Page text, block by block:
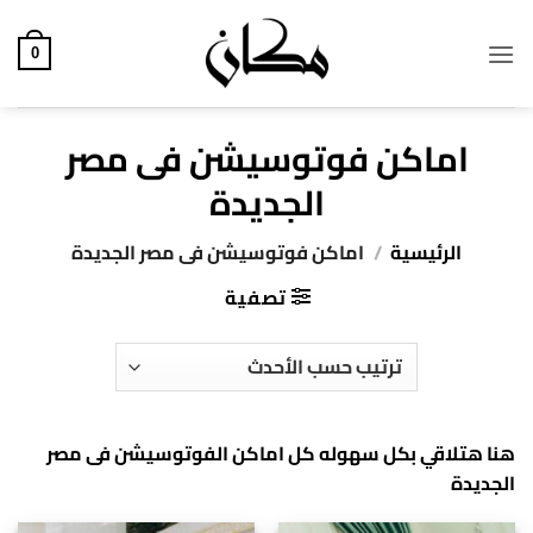
للمحتوى
0
اماكن فوتوسيشن فى مصر
الجديدة
الرئيسية / اماكن فوتوسيشن فى مصر الجديدة
تصفية
هنا هتلاقي بكل سهوله كل اماكن الفوتوسيشن فى مصر
الجديدة